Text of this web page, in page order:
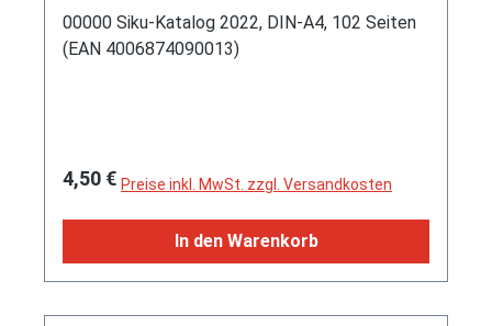
00000 Siku-Katalog 2022, DIN-A4, 102 Seiten
(EAN 4006874090013)
Regulärer Preis:
4,50 € Preise inkl. MwSt. zzgl. Versandkosten
In den Warenkorb